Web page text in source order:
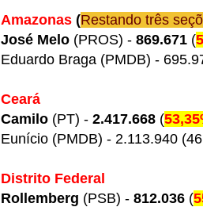
Amazonas (Restando três
José Melo (PROS) - 869.671 (
Eduardo Braga (PMDB) -
Ceará
Camilo (PT) - 2.417.668 (
Eunício (PMDB) - 2.113.940
Distrito Federal
Rollemberg (PSB) - 812.036 (